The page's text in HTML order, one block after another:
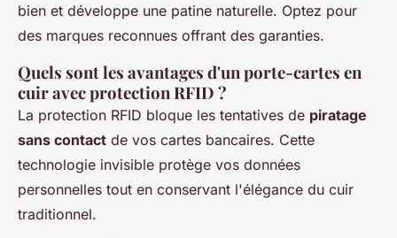
bien et développe une patine naturelle. Optez pour
des marques reconnues offrant des garanties.
Quels sont les avantages d'un porte-cartes en
cuir avec protection RFID ?
La protection RFID bloque les tentatives de piratage
sans contact de vos cartes bancaires. Cette
technologie invisible protège vos données
personnelles tout en conservant l'élégance du cuir
traditionnel.